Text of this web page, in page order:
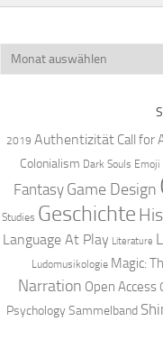
Archiv
2019 Authentizität Call for
Colonialism Dark Souls Emoji
Fantasy Game Design
Studies Geschichte
Language At Play Literature
Ludomusikologie Magic:
Narration Open Access
PsychologySammelband